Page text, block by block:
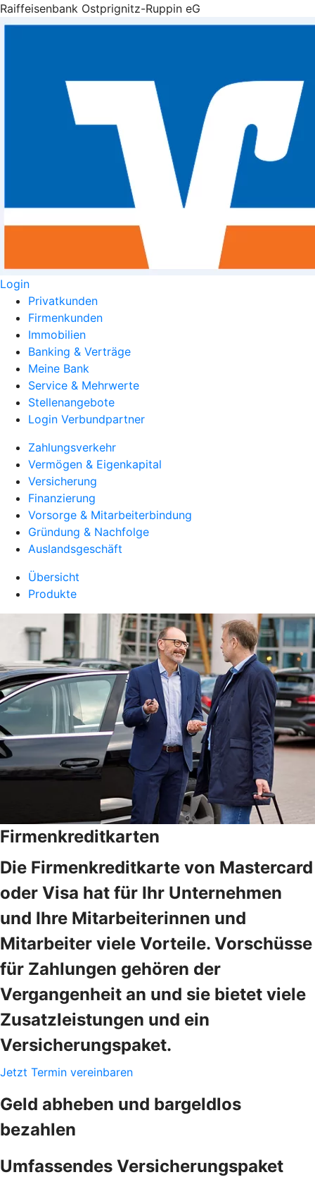
Raiffeisenbank Ostprignitz-Ruppin eG
Login
Privatkunden
Firmenkunden
Immobilien
Banking & Verträge
Meine Bank
Service & Mehrwerte
Stellenangebote
Login Verbundpartner
Zahlungsverkehr
Vermögen & Eigenkapital
Versicherung
Finanzierung
Vorsorge & Mitarbeiterbindung
Gründung & Nachfolge
Auslandsgeschäft
Übersicht
Produkte
Firmenkreditkarten
Die Firmenkreditkarte von Mastercard
oder Visa hat für Ihr Unternehmen
und Ihre Mitarbeiterinnen und
Mitarbeiter viele Vorteile. Vorschüsse
für Zahlungen gehören der
Vergangenheit an und sie bietet viele
Zusatzleistungen und ein
Versicherungspaket.
Jetzt Termin vereinbaren
Geld abheben und bargeldlos
bezahlen
Umfassendes Versicherungspaket